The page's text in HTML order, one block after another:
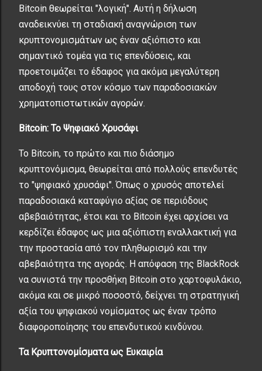
Bitcoin θεωρείται "λογική". Αυτή η δήλωση
αναδεικνύει τη σταδιακή αναγνώριση των
κρυπτονομισμάτων ως έναν αξιόπιστο και
σημαντικό τομέα για τις επενδύσεις, και
προετοιμάζει το έδαφος για ακόμα μεγαλύτερη
αποδοχή τους στον κόσμο των παραδοσιακών
χρηματοπιστωτικών αγορών.
Bitcoin: Το Ψηφιακό Χρυσάφι
Το Bitcoin, το πρώτο και πιο διάσημο
κρυπτονόμισμα, θεωρείται από πολλούς επενδυτές
το "ψηφιακό χρυσάφι". Όπως ο χρυσός αποτελεί
παραδοσιακά καταφύγιο αξίας σε περιόδους
αβεβαιότητας, έτσι και το Bitcoin έχει αρχίσει να
κερδίζει έδαφος ως μια αξιόπιστη εναλλακτική για
την προστασία από τον πληθωρισμό και την
αβεβαιότητα της αγοράς. Η απόφαση της BlackRock
να συνιστά την προσθήκη Bitcoin στο χαρτοφυλάκιο,
ακόμα και σε μικρό ποσοστό, δείχνει τη στρατηγική
αξία του ψηφιακού νομίσματος ως έναν τρόπο
διαφοροποίησης του επενδυτικού κινδύνου.
Τα Κρυπτονομίσματα ως Ευκαιρία